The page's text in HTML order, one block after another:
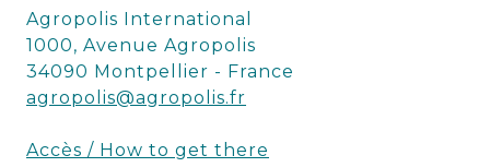
Agropolis International
1000, Avenue Agropolis
34090 Montpellier - France
agropolis@agropolis.fr
Accès / How to get there